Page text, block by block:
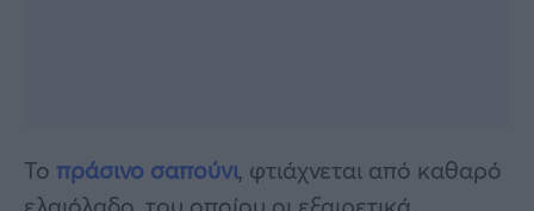
Το πράσινο σαπούνι, φτιάχνεται από καθαρό